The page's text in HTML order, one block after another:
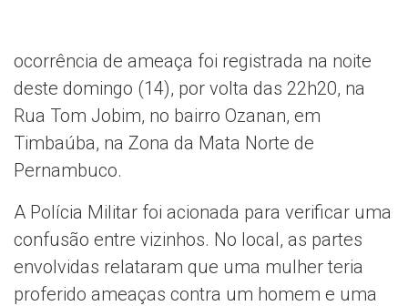
ocorrência de ameaça foi registrada na noite
deste domingo (14), por volta das 22h20, na
Rua Tom Jobim, no bairro Ozanan, em
Timbaúba, na Zona da Mata Norte de
Pernambuco.
A Polícia Militar foi acionada para verificar uma
confusão entre vizinhos. No local, as partes
envolvidas relataram que uma mulher teria
proferido ameaças contra um homem e uma